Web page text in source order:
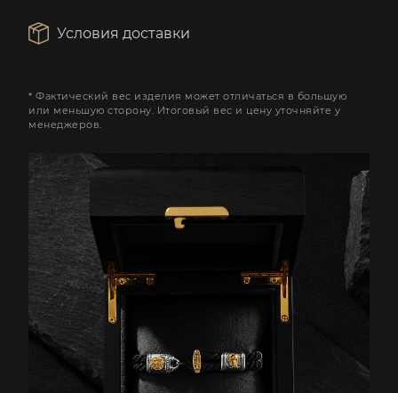
Условия доставки
* Фактический вес изделия может отличаться в большую
или меньшую сторону. Итоговый вес и цену уточняйте у
менеджеров.